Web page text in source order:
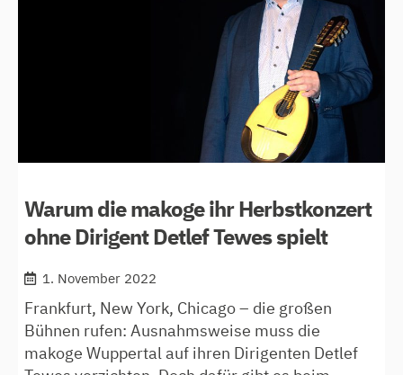
Warum die makoge ihr Herbstkonzert
ohne Dirigent Detlef Tewes spielt
1. November 2022
Frankfurt, New York, Chicago – die großen
Bühnen rufen: Ausnahmsweise muss die
makoge Wuppertal auf ihren Dirigenten Detlef